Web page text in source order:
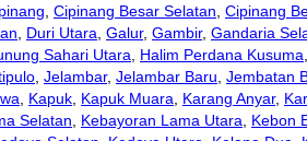
, Cipinang Besar Selatan, Cipinang
, Duri Utara, Galur, Gambir, Gandaria
Sahari Utara, Halim Perdana Kusuma,
, Jelambar, Jelambar Baru, Jembatan
, Kapuk, Kapuk Muara, Karang Anyar,
Selatan, Kebayoran Lama Utara, Kebon